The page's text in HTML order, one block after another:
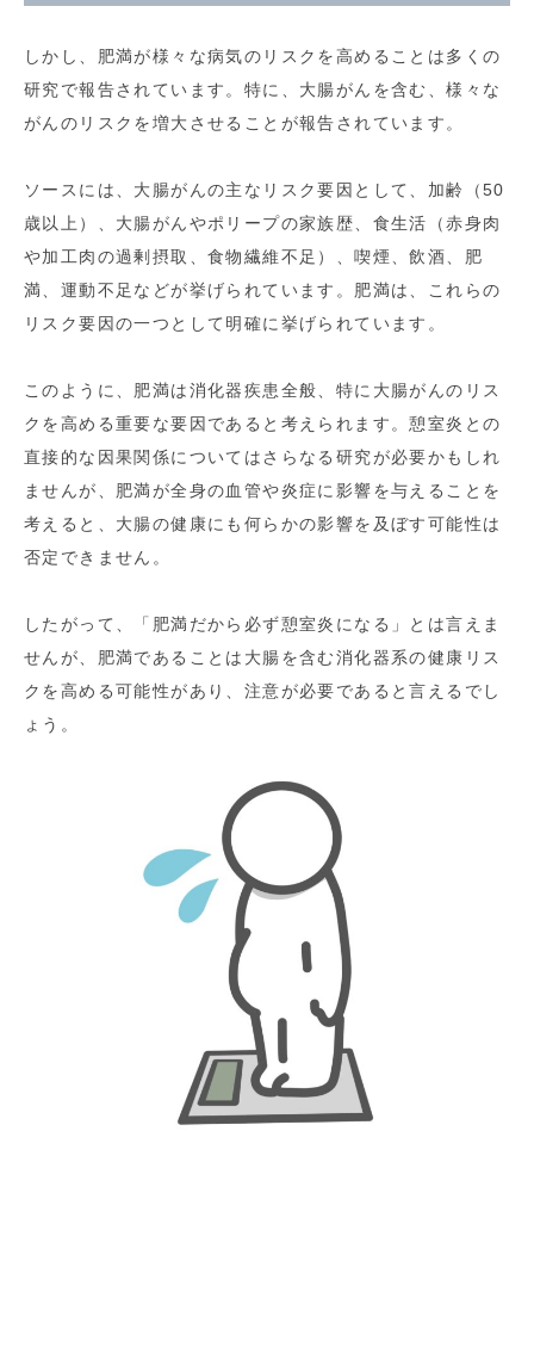
しかし、肥満が様々な病気のリスクを高めることは多くの
研究で報告されています。特に、大腸がんを含む、様々な
がんのリスクを増大させることが報告されています。
ソースには、大腸がんの主なリスク要因として、加齢（50
歳以上）、大腸がんやポリープの家族歴、食生活（赤身肉
や加工肉の過剰摂取、食物繊維不足）、喫煙、飲酒、肥
満、運動不足などが挙げられています。肥満は、これらの
リスク要因の一つとして明確に挙げられています。
このように、肥満は消化器疾患全般、特に大腸がんのリス
クを高める重要な要因であると考えられます。憩室炎との
直接的な因果関係についてはさらなる研究が必要かもしれ
ませんが、肥満が全身の血管や炎症に影響を与えることを
考えると、大腸の健康にも何らかの影響を及ぼす可能性は
否定できません。
したがって、「肥満だから必ず憩室炎になる」とは言えま
せんが、肥満であることは大腸を含む消化器系の健康リス
クを高める可能性があり、注意が必要であると言えるでし
ょう。